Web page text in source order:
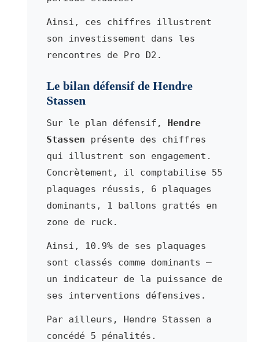
Ainsi, ces chiffres illustrent
son investissement dans les
rencontres de Pro D2.
Le bilan défensif de Hendre
Stassen
Sur le plan défensif, Hendre
Stassen présente des chiffres
qui illustrent son engagement.
Concrètement, il comptabilise 55
plaquages réussis, 6 plaquages
dominants, 1 ballons grattés en
zone de ruck.
Ainsi, 10.9% de ses plaquages
sont classés comme dominants —
un indicateur de la puissance de
ses interventions défensives.
Par ailleurs, Hendre Stassen a
concédé 5 pénalités.